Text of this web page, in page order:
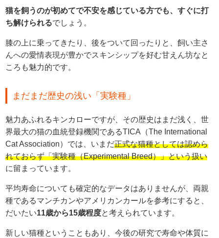
猫を飼うのが初めてで不安を感じている方でも、すぐに打
ち解けられるでしょう。
膝の上に乗ってきたり、後をついて回ったりと、飼い主さ
んへの愛情表現が豊かでスキンシップを好む甘えん坊なと
ころも魅力的です。
まだまだ歴史の浅い「実験種」
魅力あふれるキンカローですが、その歴史はまだ浅く、世
界最大の猫の血統登録機関であるTICA（The International
Cat Association）では、いまだ正式な猫種としては認めら
れておらず「実験種（Experimental Breed）」という扱い
に留まっています。
平均寿命についても確定的なデータはありませんが、両親
種であるマンチカンやアメリカンカールを参考にすると、
だいたい11歳から15歳程度と考えられています。
新しい猫種ということもあり、今後の研究で寿命や体質に